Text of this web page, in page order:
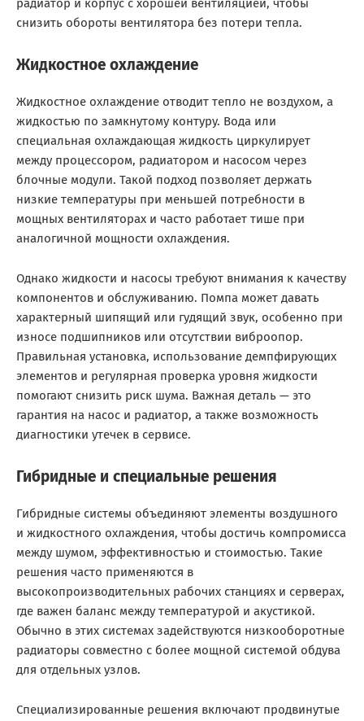
радиатор и корпус с хорошей вентиляцией, чтобы
снизить обороты вентилятора без потери тепла.
Жидкостное охлаждение
Жидкостное охлаждение отводит тепло не воздухом, а
жидкостью по замкнутому контуру. Вода или
специальная охлаждающая жидкость циркулирует
между процессором, радиатором и насосом через
блочные модули. Такой подход позволяет держать
низкие температуры при меньшей потребности в
мощных вентиляторах и часто работает тише при
аналогичной мощности охлаждения.
Однако жидкости и насосы требуют внимания к качеству
компонентов и обслуживанию. Помпа может давать
характерный шипящий или гудящий звук, особенно при
износе подшипников или отсутствии виброопор.
Правильная установка, использование демпфирующих
элементов и регулярная проверка уровня жидкости
помогают снизить риск шума. Важная деталь — это
гарантия на насос и радиатор, а также возможность
диагностики утечек в сервисе.
Гибридные и специальные решения
Гибридные системы объединяют элементы воздушного
и жидкостного охлаждения, чтобы достичь компромисса
между шумом, эффективностью и стоимостью. Такие
решения часто применяются в
высокопроизводительных рабочих станциях и серверах,
где важен баланс между температурой и акустикой.
Обычно в этих системах задействуются низкооборотные
радиаторы совместно с более мощной системой обдува
для отдельных узлов.
Специализированные решения включают продвинутые